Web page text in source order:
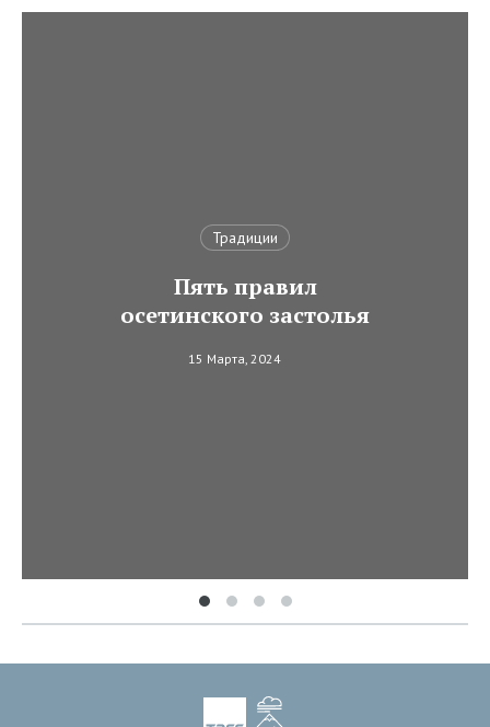
Традиции
Пять правил
осетинского застолья
15 Марта, 2024